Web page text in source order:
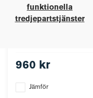
funktionella
tredjepartstjänster
960 kr
Jämför